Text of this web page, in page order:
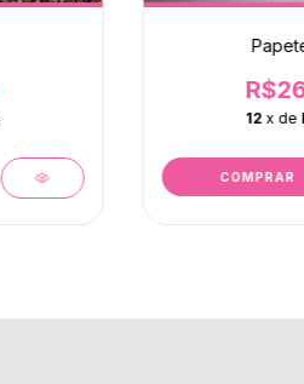
12 x de
COMPRAR